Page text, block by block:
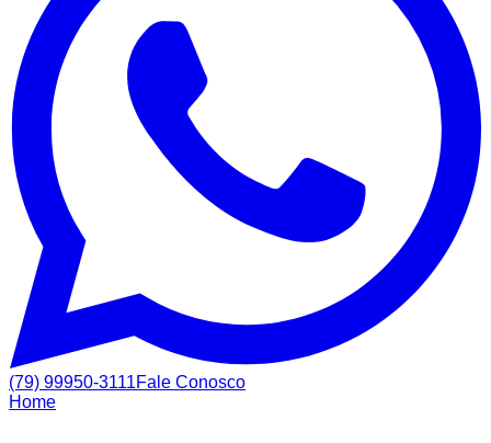
(79) 99950-3111Fale Conosco
Home